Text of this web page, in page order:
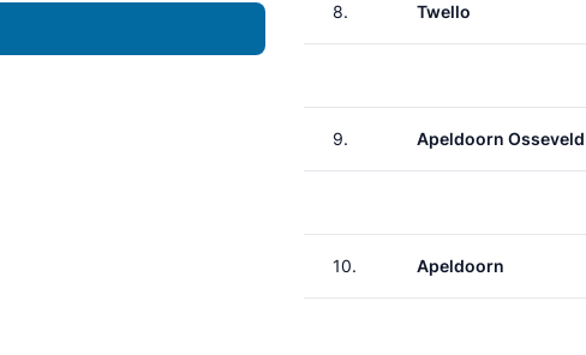
8. Twello
9. Apeldoorn Osseveld
10. Apeldoorn